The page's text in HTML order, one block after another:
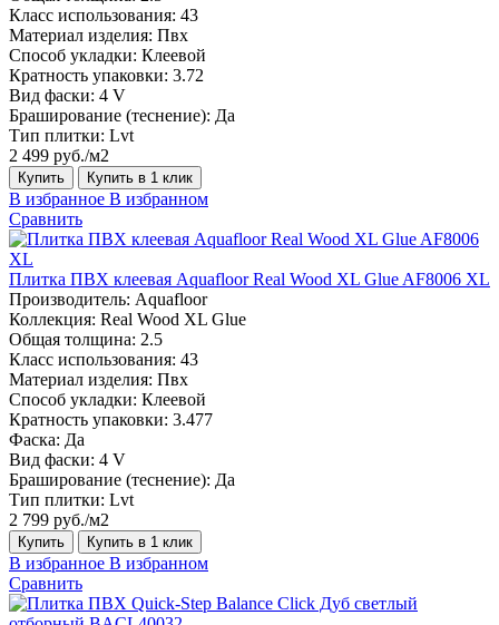
Класс использования: 43
Материал изделия: Пвх
Способ укладки: Клеевой
Кратность упаковки: 3.72
Вид фаски: 4 V
Браширование (теснение): Да
Тип плитки: Lvt
2 499 руб./м2
Купить Купить в 1 клик
В избранное В избранном
Сравнить
Плитка ПВХ клеевая Aquafloor Real Wood XL Glue AF8006 XL
Производитель: Aquafloor
Коллекция: Real Wood XL Glue
Общая толщина: 2.5
Класс использования: 43
Материал изделия: Пвх
Способ укладки: Клеевой
Кратность упаковки: 3.477
Фаска: Да
Вид фаски: 4 V
Браширование (теснение): Да
Тип плитки: Lvt
2 799 руб./м2
Купить Купить в 1 клик
В избранное В избранном
Сравнить